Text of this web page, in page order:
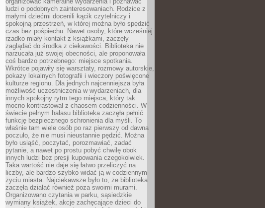
ludzi o podobnych zainteresowaniach. Rodzice z
małymi dziećmi docenili kącik czytelniczy i
spokojną przestrzeń, w której można było spędzić
czas bez pośpiechu. Nawet osoby, które wcześniej
rzadko miały kontakt z książkami, zaczęły
zaglądać do środka z ciekawości. Biblioteka nie
narzucała już swojej obecności, ale proponowała
coś bardzo potrzebnego: miejsce spotkania.
Wkrótce pojawiły się warsztaty, rozmowy autorskie,
pokazy lokalnych fotografii i wieczory poświęcone
kulturze regionu. Dla jednych najcenniejsza była
możliwość uczestniczenia w wydarzeniach, dla
innych spokojny rytm tego miejsca, który tak
mocno kontrastował z chaosem codzienności. W
świecie pełnym hałasu biblioteka zaczęła pełnić
funkcję bezpiecznego schronienia dla myśli. To
właśnie tam wiele osób po raz pierwszy od dawna
poczuło, że nie musi nieustannie pędzić. Można
było usiąść, poczytać, porozmawiać, zadać
pytanie, a nawet po prostu pobyć chwilę obok
innych ludzi bez presji kupowania czegokolwiek.
Taka wartość nie daje się łatwo przeliczyć na
liczby, ale bardzo szybko widać ją w codziennym
życiu miasta. Najciekawsze było to, że biblioteka
zaczęła działać również poza swoimi murami.
Organizowano czytania w parku, sąsiedzkie
wymiany książek, akcje zachęcające dzieci do